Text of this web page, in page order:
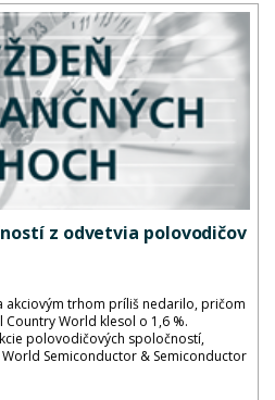
z odvetvia polovodičov
akciovým trhom príliš nedarilo, pričom
Country World klesol o 1,6 %.
polovodičových spoločností,
Semiconductor & Semiconductor